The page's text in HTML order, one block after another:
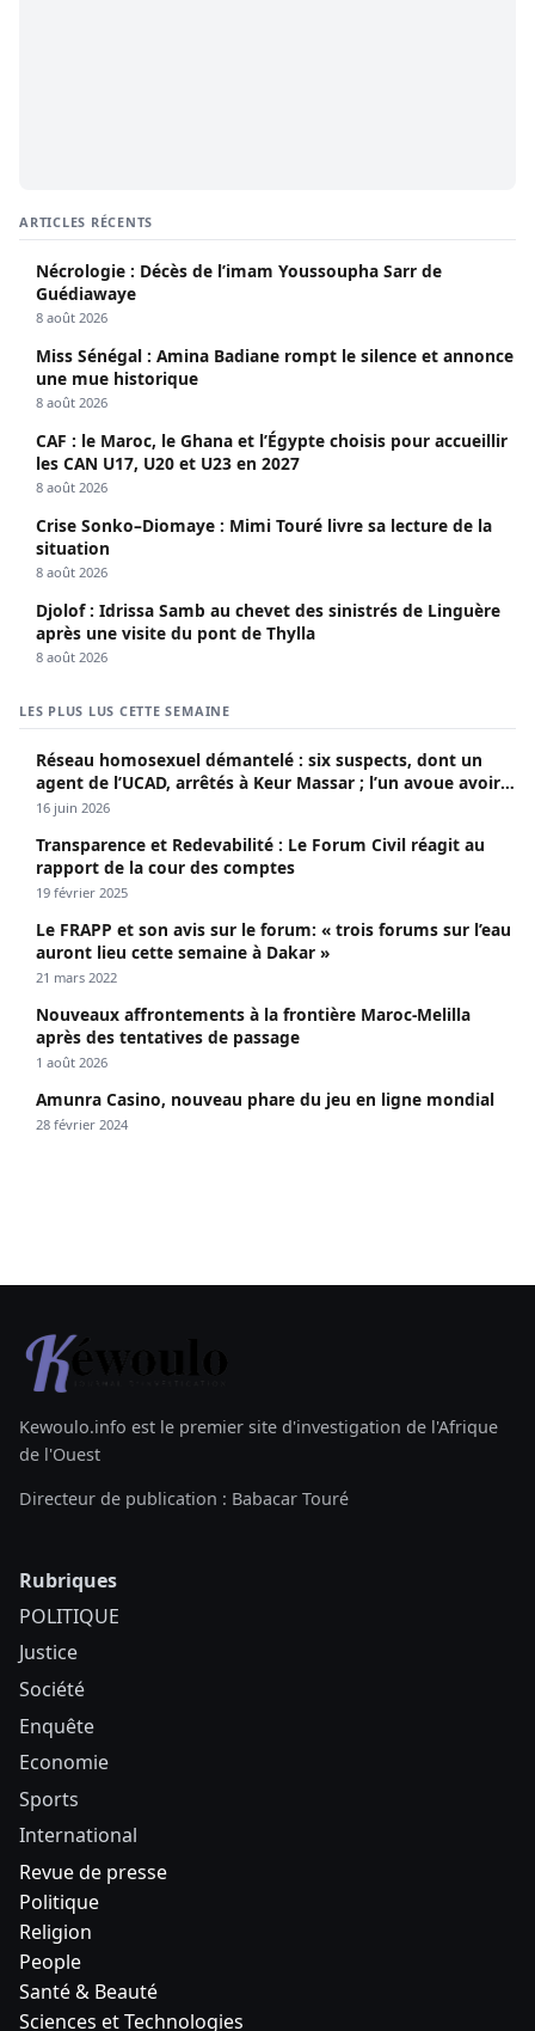
ARTICLES RÉCENTS
Nécrologie : Décès de l’imam Youssoupha Sarr de
Guédiawaye
8 août 2026
Miss Sénégal : Amina Badiane rompt le silence et annonce
une mue historique
8 août 2026
CAF : le Maroc, le Ghana et l’Égypte choisis pour accueillir
les CAN U17, U20 et U23 en 2027
8 août 2026
Crise Sonko–Diomaye : Mimi Touré livre sa lecture de la
situation
8 août 2026
Djolof : Idrissa Samb au chevet des sinistrés de Linguère
après une visite du pont de Thylla
8 août 2026
LES PLUS LUS CETTE SEMAINE
Réseau homosexuel démantelé : six suspects, dont un
agent de l’UCAD, arrêtés à Keur Massar ; l’un avoue avoir
propagé le VIH depuis 2018
16 juin 2026
Transparence et Redevabilité : Le Forum Civil réagit au
rapport de la cour des comptes
19 février 2025
Le FRAPP et son avis sur le forum: « trois forums sur l’eau
auront lieu cette semaine à Dakar »
21 mars 2022
Nouveaux affrontements à la frontière Maroc-Melilla
après des tentatives de passage
1 août 2026
Amunra Casino, nouveau phare du jeu en ligne mondial
28 février 2024
Kewoulo.info est le premier site d'investigation de l'Afrique
de l'Ouest
Directeur de publication : Babacar Touré
Rubriques
POLITIQUE
Justice
Société
Enquête
Economie
Sports
International
Revue de presse
Politique
Religion
People
Santé & Beauté
Sciences et Technologies